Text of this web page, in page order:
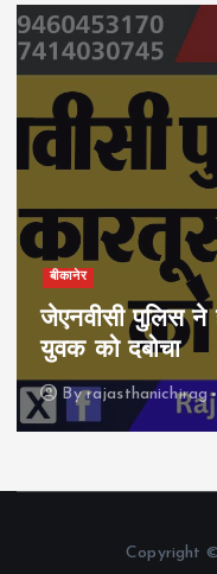
बीकानेर
जेएनवीसी पुलिस
युवक को दबोचा
Byrajasthanichirag
Copyright